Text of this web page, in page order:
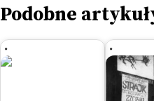
Podobne